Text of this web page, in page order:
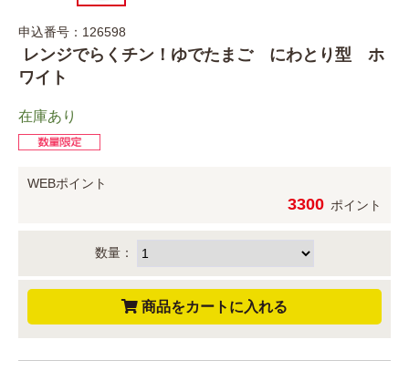
申込番号：126598
レンジでらくチン！ゆでたまご にわとり型 ホ
ワイト
在庫あり
WEBポイント
3300 ポイント
数量：